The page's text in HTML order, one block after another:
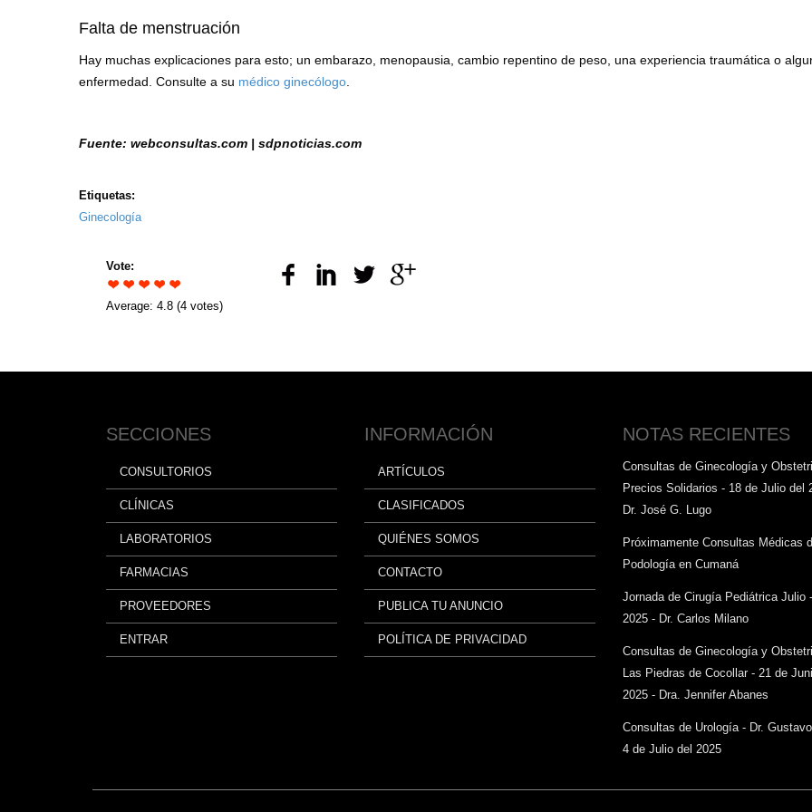
Falta de menstruación
Hay muchas explicaciones para esto; un embarazo, menopausia, cambio repentino de peso, una experiencia traumática o
enfermedad. Consulte a su médico ginecólogo
Fuente: webconsultas.com | sdpnoticias.com
Etiquetas:
Ginecología
Vote:
Average: 4.8 (4 votes)
SECCIONES
CONSULTORIOS
CLÍNICAS
LABORATORIOS
FARMACIAS
PROVEEDORES
ENTRAR
INFORMACIÓN
ARTÍCULOS
CLASIFICADOS
QUIÉNES SOMOS
CONTACTO
PUBLICA TU ANUNCIO
POLÍTICA DE PRIVACIDAD
NOTAS RECIENTES
Consultas de Ginecología y
Precios Solidarios - 18 de Julio del
Dr. José G. Lugo
Próximamente Consultas Médicas
Podología en Cumaná
Jornada de Cirugía Pediátrica Julio
2025 - Dr. Carlos Milano
Consultas de Ginecología y
Las Piedras de Cocollar - 21 de
2025 - Dra. Jennifer Abanes
Consultas de Urología - Dr.
4 de Julio del 2025